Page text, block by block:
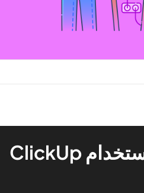
ابدأ باستخدام ClickUp